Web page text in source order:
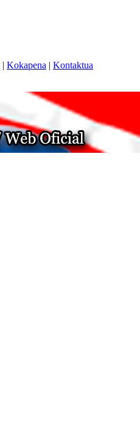
| Kokapena | Kontaktua